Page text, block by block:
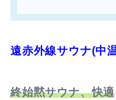
遠赤外線サウナ(
終始黙サウナ、快適